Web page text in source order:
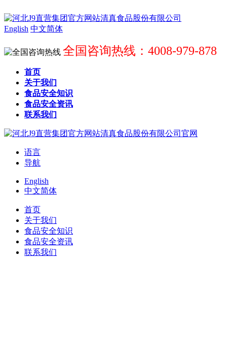
English 中文简体
全国咨询热线：4008-979-878
首页
关于我们
食品安全知识
食品安全资讯
联系我们
语言
导航
English
中文简体
首页
关于我们
食品安全知识
食品安全资讯
联系我们